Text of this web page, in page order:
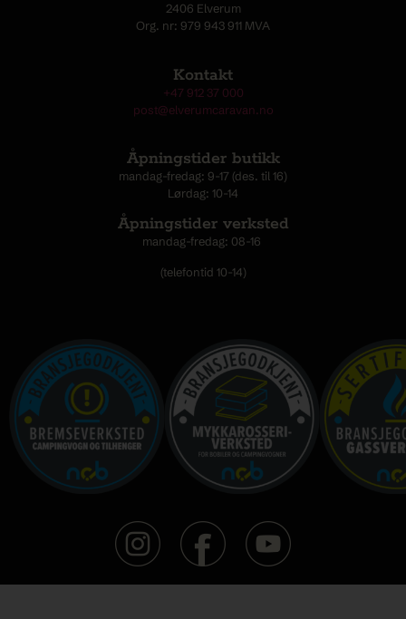
2406 Elverum
Org. nr: 979 943 911 MVA
Kontakt
+47 912 37 000
post@elverumcaravan.no
Åpningstider butikk
mandag-fredag: 9-17 (des. til 16)
Lørdag: 10-14
Åpningstider verksted
mandag-fredag: 08-16
(telefontid 10-14)